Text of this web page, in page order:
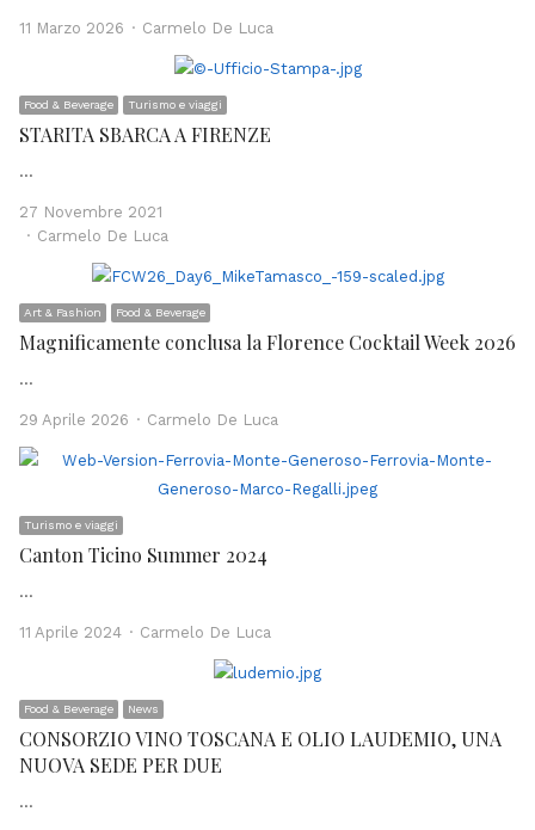
11 Marzo 2026 Author
Carmelo De Luca
Food & Beverage Turismo e viaggi
STARITA SBARCA A FIRENZE
…
27 Novembre 2021
Author
Carmelo De Luca
Art & Fashion Food & Beverage
Magnificamente conclusa la Florence Cocktail Week 2026
…
29 Aprile 2026 Author
Carmelo De Luca
Turismo e viaggi
Canton Ticino Summer 2024
…
11 Aprile 2024 Author
Carmelo De Luca
Food & Beverage News
CONSORZIO VINO TOSCANA E OLIO LAUDEMIO, UNA
NUOVA SEDE PER DUE
…